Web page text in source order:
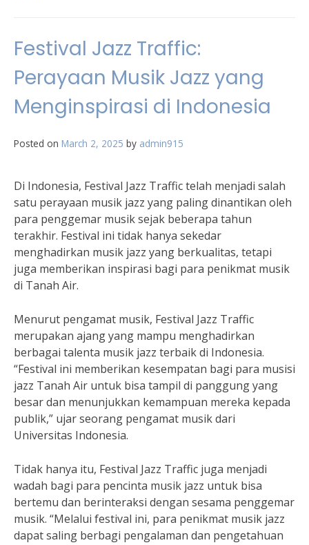
Festival Jazz Traffic:
Perayaan Musik Jazz yang
Menginspirasi di Indonesia
Posted on March 2, 2025 by admin915
Di Indonesia, Festival Jazz Traffic telah menjadi salah
satu perayaan musik jazz yang paling dinantikan oleh
para penggemar musik sejak beberapa tahun
terakhir. Festival ini tidak hanya sekedar
menghadirkan musik jazz yang berkualitas, tetapi
juga memberikan inspirasi bagi para penikmat musik
di Tanah Air.
Menurut pengamat musik, Festival Jazz Traffic
merupakan ajang yang mampu menghadirkan
berbagai talenta musik jazz terbaik di Indonesia.
“Festival ini memberikan kesempatan bagi para musisi
jazz Tanah Air untuk bisa tampil di panggung yang
besar dan menunjukkan kemampuan mereka kepada
publik,” ujar seorang pengamat musik dari
Universitas Indonesia.
Tidak hanya itu, Festival Jazz Traffic juga menjadi
wadah bagi para pencinta musik jazz untuk bisa
bertemu dan berinteraksi dengan sesama penggemar
musik. “Melalui festival ini, para penikmat musik jazz
dapat saling berbagi pengalaman dan pengetahuan